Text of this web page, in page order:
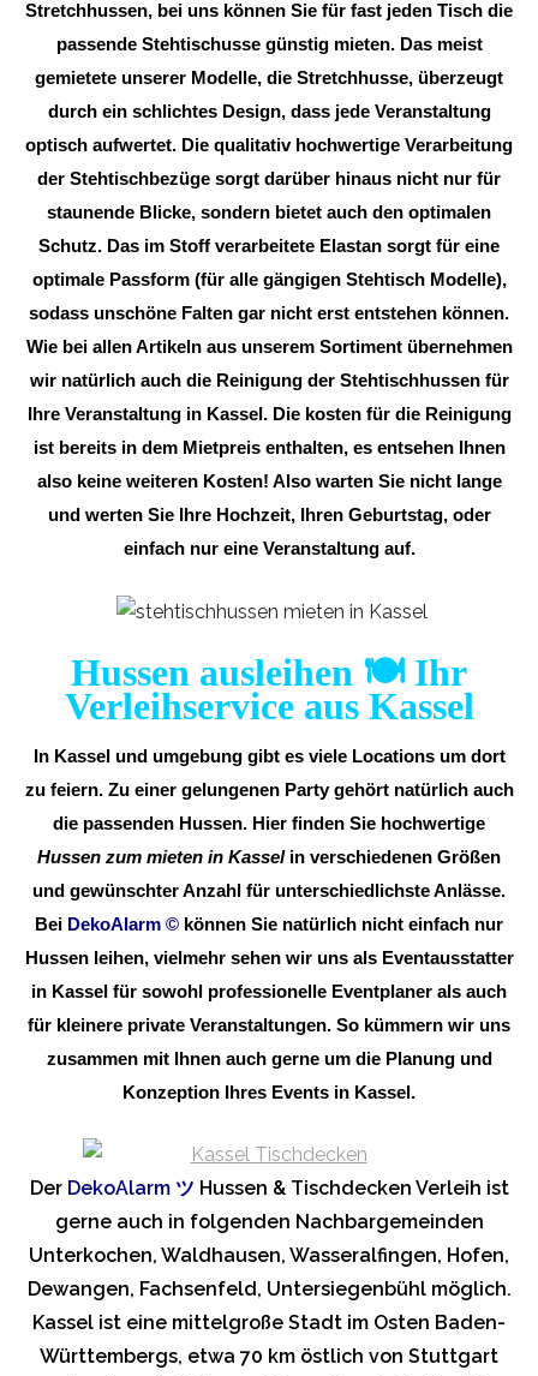
Stretchhussen, bei uns können Sie für fast jeden Tisch die
passende Stehtischusse günstig mieten. Das meist
gemietete unserer Modelle, die Stretchhusse, überzeugt
durch ein schlichtes Design, dass jede Veranstaltung
optisch aufwertet. Die qualitativ hochwertige Verarbeitung
der Stehtischbezüge sorgt darüber hinaus nicht nur für
staunende Blicke, sondern bietet auch den optimalen
Schutz. Das im Stoff verarbeitete Elastan sorgt für eine
optimale Passform (für alle gängigen Stehtisch Modelle),
sodass unschöne Falten gar nicht erst entstehen können.
Wie bei allen Artikeln aus unserem Sortiment übernehmen
wir natürlich auch die Reinigung der Stehtischhussen für
Ihre Veranstaltung in Kassel. Die kosten für die Reinigung
ist bereits in dem Mietpreis enthalten, es entsehen Ihnen
also keine weiteren Kosten! Also warten Sie nicht lange
und werten Sie Ihre Hochzeit, Ihren Geburtstag, oder
einfach nur eine Veranstaltung auf.
Hussen ausleihen 🍽️ Ihr
Verleihservice aus Kassel
In Kassel und umgebung gibt es viele Locations um dort
zu feiern. Zu einer gelungenen Party gehört natürlich auch
die passenden Hussen. Hier finden Sie hochwertige
Hussen zum mieten in Kasselin verschiedenen Größen
und gewünschter Anzahl für unterschiedlichste Anlässe.
Bei DekoAlarm © können Sie natürlich nicht einfach nur
Hussen leihen, vielmehr sehen wir uns als Eventausstatter
in Kassel für sowohl professionelle Eventplaner als auch
für kleinere private Veranstaltungen. So kümmern wir uns
zusammen mit Ihnen auch gerne um die Planung und
Konzeption Ihres Events in Kassel.
Der DekoAlarm ツ Hussen & Tischdecken Verleih ist
gerne auch in folgenden Nachbargemeinden
Unterkochen, Waldhausen, Wasseralfingen, Hofen,
Dewangen, Fachsenfeld, Untersiegenbühl möglich.
Kassel ist eine mittelgroße Stadt im Osten Baden-
Württembergs, etwa 70 km östlich von Stuttgart